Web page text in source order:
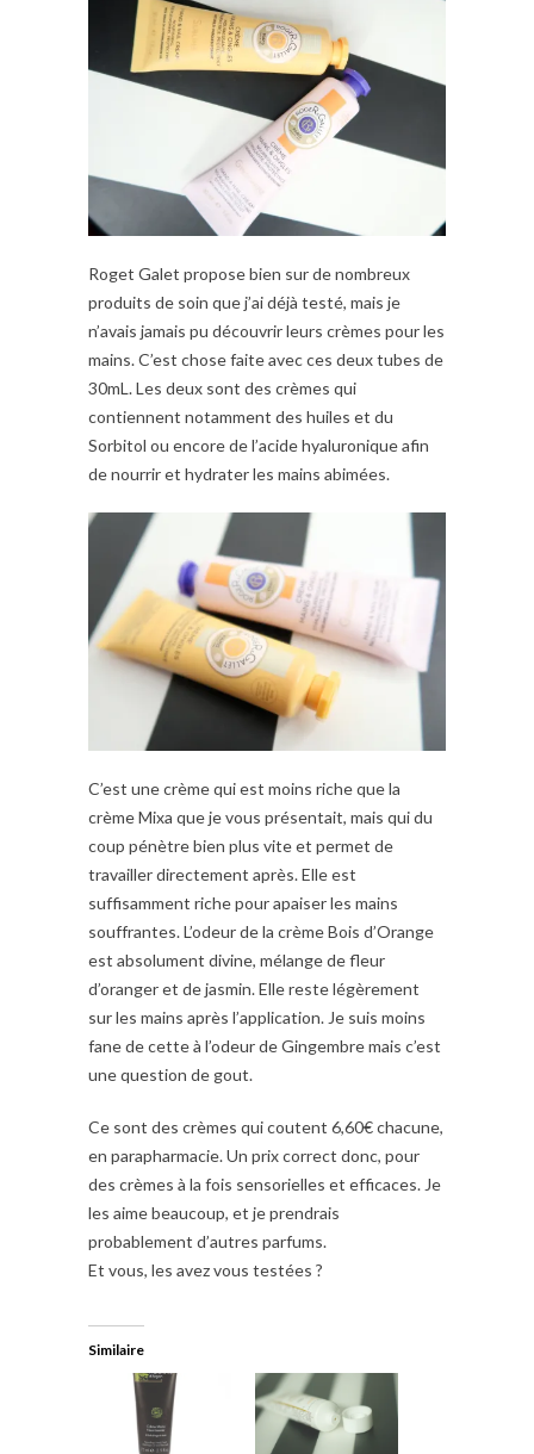
Roget Galet propose bien sur de nombreux
produits de soin que j’ai déjà testé, mais je
n’avais jamais pu découvrir leurs crèmes pour les
mains. C’est chose faite avec ces deux tubes de
30mL. Les deux sont des crèmes qui
contiennent notamment des huiles et du
Sorbitol ou encore de l’acide hyaluronique afin
de nourrir et hydrater les mains abimées.
C’est une crème qui est moins riche que la
crème Mixa que je vous présentait, mais qui du
coup pénètre bien plus vite et permet de
travailler directement après. Elle est
suffisamment riche pour apaiser les mains
souffrantes. L’odeur de la crème Bois d’Orange
est absolument divine, mélange de fleur
d’oranger et de jasmin. Elle reste légèrement
sur les mains après l’application. Je suis moins
fane de cette à l’odeur de Gingembre mais c’est
une question de gout.
Ce sont des crèmes qui coutent 6,60€ chacune,
en parapharmacie. Un prix correct donc, pour
des crèmes à la fois sensorielles et efficaces. Je
les aime beaucoup, et je prendrais
probablement d’autres parfums.
Et vous, les avez vous testées ?
Similaire